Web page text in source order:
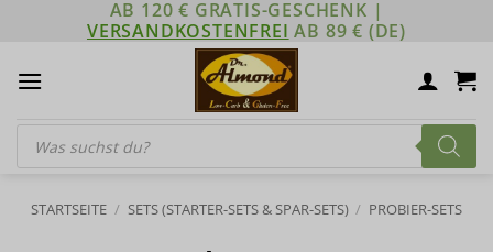
AB 120 € GRATIS-GESCHENK |
VERSANDKOSTENFREI AB 89 € (DE)
Products
search
STARTSEITE / SETS (STARTER-SETS & SPAR-SETS) / PROBIER-SETS